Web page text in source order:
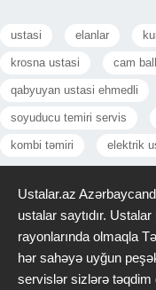
ustasi elanlar
krosna ustasi cam
qabyuyan ustasi ehmedli
soyuducu temiri servis
kombi təmiri elektrik
Ustalar.az
ustalar saytıdır.
rayonlarında olmaqla
hər sahəyə uyğun
servislər sizlərə təqdim